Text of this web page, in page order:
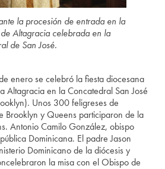
la procesión de entrada en la
Altagracia celebrada en la
de San José.
enero se celebró la fiesta diocesana
Altagracia en la Concatedral San José
Unos 300 feligreses de
Brooklyn y Queens participaron de la
Antonio Camilo González, obispo
Dominicana. El padre Jason
Dominicano de la diócesis y
la misa con el Obispo de